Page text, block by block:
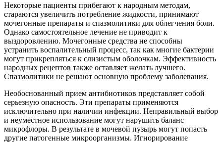
Некоторые пациенты прибегают к народным методам,
стараются увеличить потребление жидкости, принимают
мочегонные препараты и спазмолитики для облегчения боли.
Однако самостоятельное лечение не приводит к
выздоровлению. Мочегонные средства не способны
устранить воспалительный процесс, так как многие бактерии
могут прикрепляться к слизистым оболочкам. Эффективность
народных рецептов также оставляет желать лучшего.
Спазмолитики не решают основную проблему заболевания.
Необоснованный прием антибиотиков представляет собой
серьезную опасность. Эти препараты применяются
исключительно при наличии инфекции. Неправильный выбор
и неуместное использование могут нарушить баланс
микрофлоры. В результате в мочевой пузырь могут попасть
другие патогенные микроорганизмы. Игнорирование